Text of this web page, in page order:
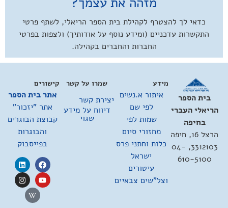
כדאי לך להצטרף לקהילת בית הספר הריאלי, לשתף פרטי
התקשרות עדכניים (ומידע נוסף על אודותיך) ולצפות בפרטי
החברות והחברים בקהילה.
בית הספר
הריאלי העברי
בחיפה
הרצל 16, חיפה
3312103, 04-
610-5100
מידע
איתור א.נשים
לפי שם
שמות לפי
מחזורי סיום
כלות וחתני פרס
ישראל
עיטורים
וצל"שים צבאיים
קישורים
אתר בית הספר
אתר "יזכור"
קבוצת הבוגרים
והבוגרות
בפייסבוק
שמרו על קשר
יצירת קשר
דיווח על מידע
שגוי